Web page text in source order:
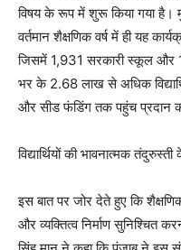
विषय के रूप में शुरू किया गया है।
वर्तमान शैक्षणिक वर्ष में ही यह
जिसमें 1,931 सरकारी स्कूल और
भर के 2.68 लाख से अधिक
और सीड फंडिंग तक पहुंच प्रदान
विद्यार्थियों की भावनात्मक
इस बात पर जोर देते हुए कि
और व्यक्तित्व निर्माण सुनिश्चित